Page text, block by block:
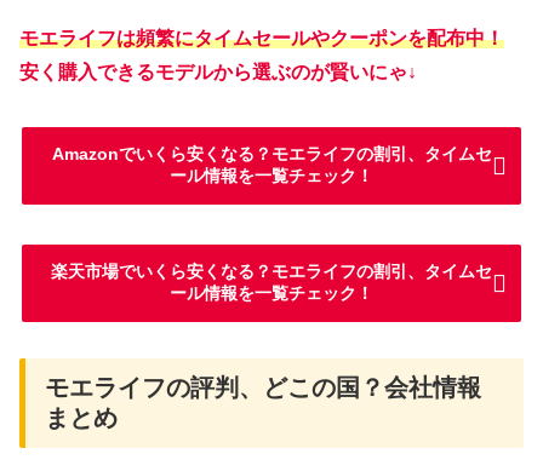
モエライフは頻繁にタイムセールやクーポンを配布中！
安く購入できるモデルから選ぶのが賢いにゃ↓
Amazonでいくら安くなる？モエライフの割引、タイムセ
ール情報を一覧チェック！
楽天市場でいくら安くなる？モエライフの割引、タイムセ
ール情報を一覧チェック！
モエライフの評判、どこの国？会社情報
まとめ